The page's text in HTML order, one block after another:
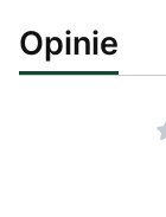
Opinie